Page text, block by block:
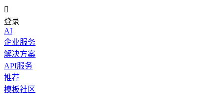

登录
AI
企业服务
解决方案
API服务
推荐
模板社区